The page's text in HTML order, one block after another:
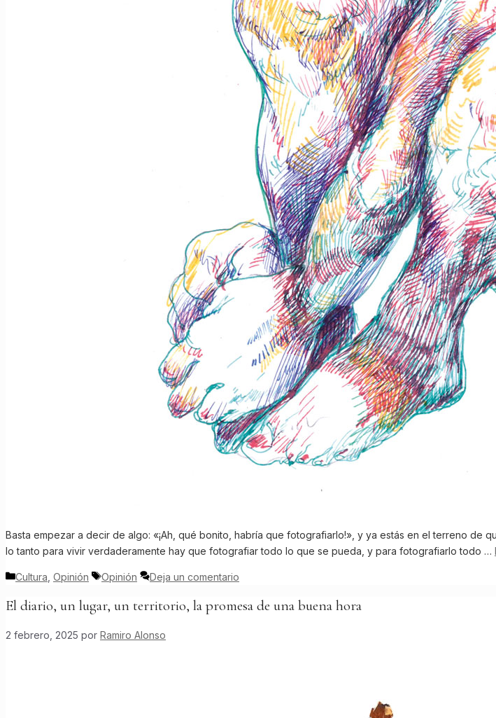
Basta empezar a decir de algo: «¡Ah, qué bonito, habría que fotografiarlo!», y ya estás en el terreno
lo tanto para vivir verdaderamente hay que fotografiar todo lo que se pueda, y para fotografiarlo todo …
Categorías
Cultura Opinión Etiquetas
Opinión Deja un comentario
El diario, un lugar, un territorio, la promesa de una buena hora
2 febrero, 2025 por Ramiro Alonso